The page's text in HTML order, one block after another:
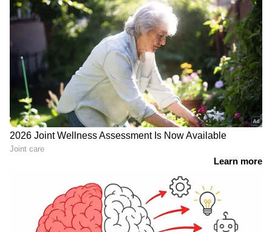
ഭാഗ്യവാനാണ്' എന്നായിരുന്നു.